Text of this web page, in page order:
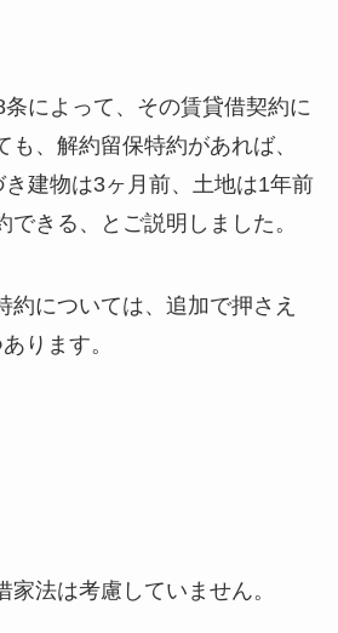
条によって、その賃貸借契約に
、解約留保特約があれば、
建物は3ヶ月前、土地は1年前
きる、とご説明しました。
約については、追加で押さえ
ります。
家法は考慮していません。